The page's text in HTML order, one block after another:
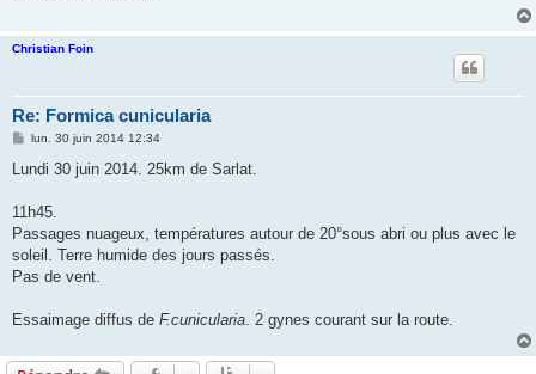
Christian Foin
Re: Formica cunicularia
M
s
g
lun. 30 juin 2014 12:34
Lundi 30 juin 2014. 25km de Sarlat.
11h45.
Passages nuageux, températures autour de 20°sous abri ou plus avec le
soleil. Terre humide des jours passés.
Pas de vent.
Essaimage diffus de F.cunicularia. 2 gynes courant sur la route.